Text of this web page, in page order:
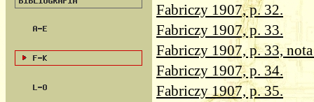
Fabriczy 1907, p. 32.
Fabriczy 1907, p. 33.
Fabriczy 1907, p. 33,
Fabriczy 1907, p. 34.
Fabriczy 1907, p. 35.